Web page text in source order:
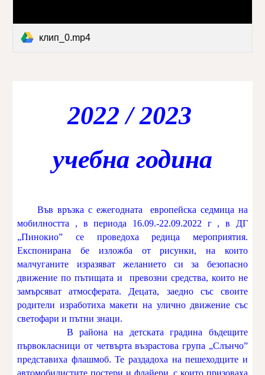
клип_0.mp4
2022 / 2023
учебна година
Във връзка с ежегодната европейска седмица на
мобилността , в периода 16.09.-22.09.2022 г , в ДГ
„Пинокио” се проведоха редица мероприятия.
Експонирана бе изложба от рисунки, на които
малчуганите изразяват желанието си за безопасно
движение по пътищата и превозни средства, които не
замърсяват атмосферата. Децата, заедно със своите
родители изработиха макети на улично движение със
светофари и пътни знаци.
В района на детската градина бъдещите
първокласници от четвърта възрастова група „Слънчо”
представиха флашмоб. Те раздадоха на пешеходците и
автомобилистите постери и флайери, с които призоваха